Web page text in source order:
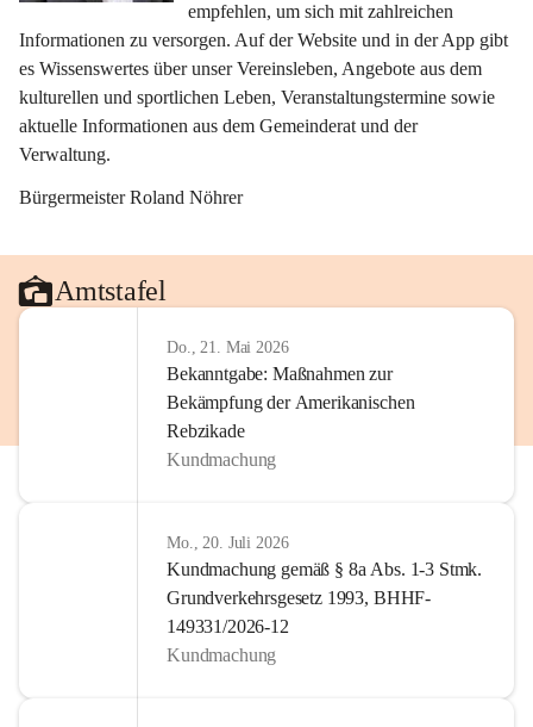
empfehlen, um sich mit zahlreichen
Informationen zu versorgen. Auf der Website und in der App gibt
es Wissenswertes über unser Vereinsleben, Angebote aus dem
kulturellen und sportlichen Leben, Veranstaltungstermine sowie
aktuelle Informationen aus dem Gemeinderat und der
Verwaltung.
Bürgermeister Roland Nöhrer
Amtstafel
Do., 21. Mai 2026
Bekanntgabe: Maßnahmen zur
Bekämpfung der Amerikanischen
Rebzikade
Kundmachung
Mo., 20. Juli 2026
Kundmachung gemäß § 8a Abs. 1-3 Stmk.
Grundverkehrsgesetz 1993, BHHF-
149331/2026-12
Kundmachung